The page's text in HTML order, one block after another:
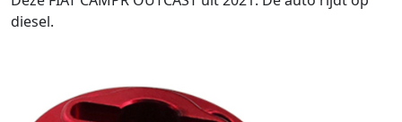
diesel.